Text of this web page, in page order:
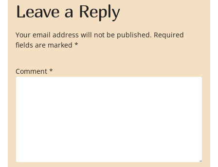
Leave a Reply
Your email address will not be published. Required
fields are marked *
Comment *